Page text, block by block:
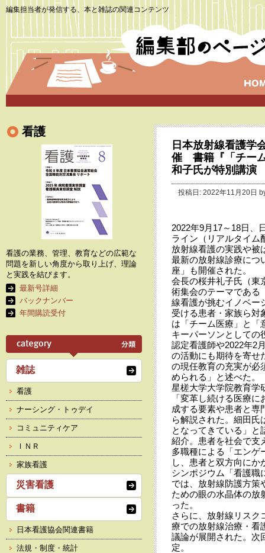
編集担当者が発信する、本と雑誌の関連コンテンツ
日本放射線看護学
催 書籍『「チー
和子氏が特別講演
投稿日: 2022年11月20日
2022年9月17～18日、
ライン（リアルタイム
放射線看護の実践や被
最新の放射線診療につ
座」も開催された。
会長の桜井礼子氏（東
術集会のテーマである
線看護が挑むイノベー
受ける患者・家族ら対
は「チーム医療」と「
キーパーソンとしての
認定看護師や2022年2
の活動にも期待を寄せ
の現任教育の充実が必
められる」と述べた。
星槎大学大学院教育学
「変革し続ける医療
成する要素や患者と専
ら解説された。細田氏
となってきている」と
紹介。患者を社会で支
多職種による「エンゲ
し、患者と双方向に
シンポジウム「看護職
では、放射線防護方策
ための眼の水晶体の放
った。
さらに、放射線リスク
療での放射線治療・看
議論が展開された。次
定。
看護
看護の業務、管理、教育などの広範な
問題を新しい角度から取り上げ、理論
と実践を結びます。
最新号詳細
バックナンバー
年間購読受付
雑誌
看護
ナーシング・トゥデイ
コミュニティケア
ＩＮＲ
家族看護
災害看護
書籍
日本看護協会関連書籍
法規・制度・統計